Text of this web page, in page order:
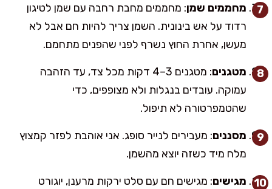
מחממים שמן: מחממים מחבת רחבה עם שמן לטיגון
רדוד על אש בינונית. השמן צריך להיות חם אבל לא
מעשן, אחרת החוץ נשרף לפני שהפנים מתחמם.
מטגנים
: מטגנים 3–4 דקות מכל צד, עד הזהבה
עמוקה. עובדים בנגלות ולא מצופפים, כדי
שהטמפרטורה לא תיפול.
מסננים: מעבירים לנייר סופג. אני אוהבת לפזר קמצוץ
מלח מיד כשזה יוצא מהשמן.
מגישים: מגישים חם עם סלט ירקות מרענן, יוגורט